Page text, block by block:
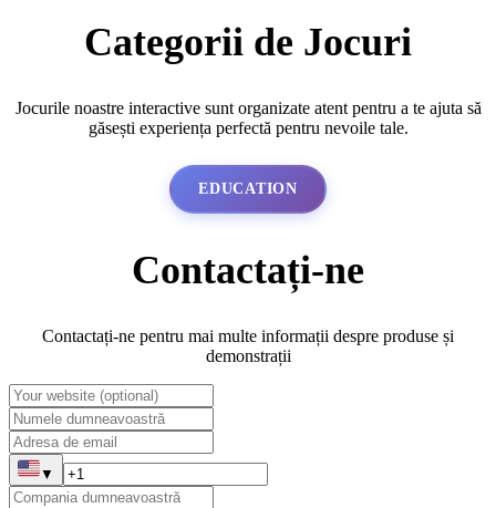
Categorii de Jocuri
Jocurile noastre interactive sunt organizate atent pentru a te ajuta să
găsești experiența perfectă pentru nevoile tale.
EDUCATION
Contactați-ne
Contactați-ne pentru mai multe informații despre produse și
demonstrații
▼